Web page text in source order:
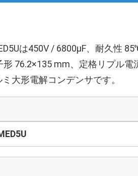
は450V / 6800µF、耐久性
76.2×135 mm、定格リプル電
大形電解コンデンサです。